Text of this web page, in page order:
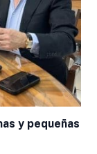
y pequeñas